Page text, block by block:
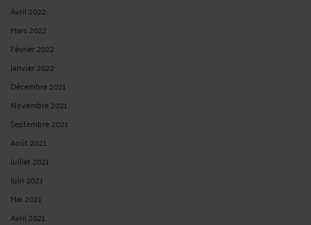
Avril 2022
Mars 2022
Février 2022
Janvier 2022
Décembre 2021
Novembre 2021
Septembre 2021
Août 2021
Juillet 2021
Juin 2021
Mai 2021
Avril 2021